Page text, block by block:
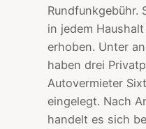
Rundfunkgebühr.
in jedem
erhoben. Unter
haben drei
Autovermieter
eingelegt. Nach
handelt es sich